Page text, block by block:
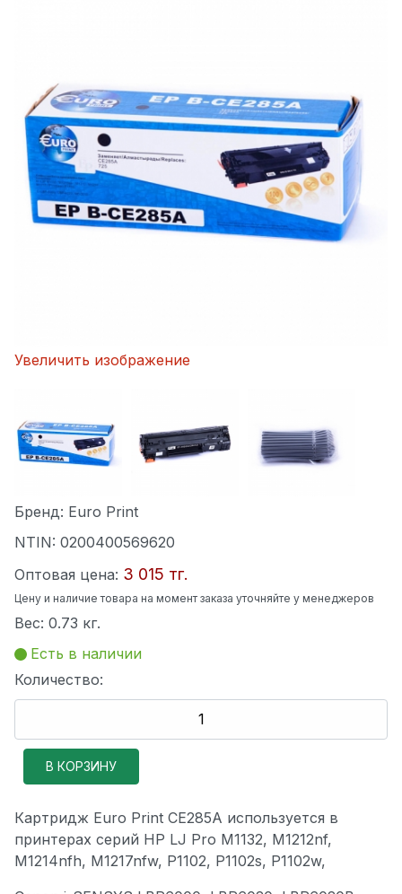
Увеличить изображение
Бренд: Euro Print
NTIN: 0200400569620
Оптовая цена: 3 015 тг.
Цену и наличие товара на момент заказа уточняйте у менеджеров
Вес: 0.73 кг.
Есть в наличии
Количество:
Картридж Euro Print CE285A используется в
принтерах серий HP LJ Pro M1132, M1212nf,
M1214nfh, M1217nfw, P1102, P1102s, P1102w,